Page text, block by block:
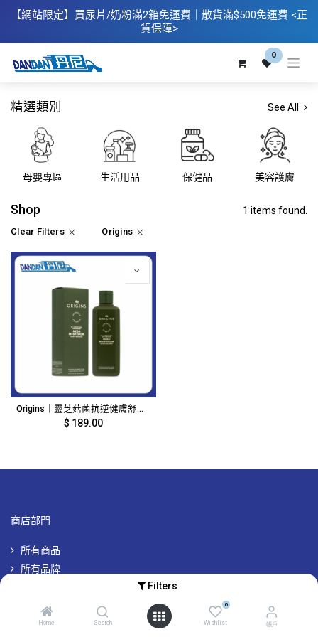
Filters
Home Search
0
Wishlist 帳戶
【網站限定】 買尿片/奶粉滿2箱免運費｜散​貨滿$500免運費 <正
貨保障>
0
精選類別 See All
母嬰專區 生活用品 保健品 美容護膚
Shop 1 items found.
Clear Filters Origins
Origins｜靈芝菇菌抗逆健膚舒緩磨菇水｜200ml｜15895
$ 189.00
商店部門
所有商品
所有品牌
帳戶及其他資訊